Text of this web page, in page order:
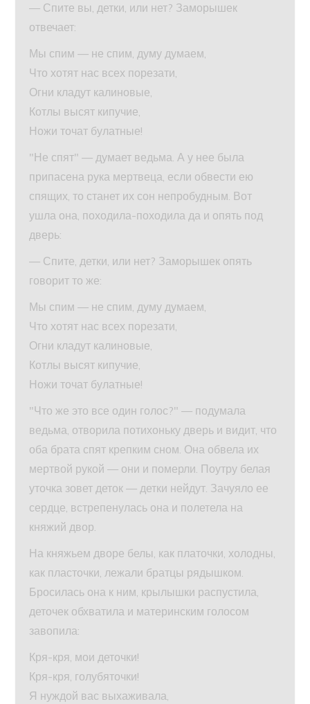
— Спите вы, детки, или нет? Заморышек
отвечает:
Мы спим — не спим, думу думаем,
Что хотят нас всех порезати,
Огни кладут калиновые,
Котлы высят кипучие,
Ножи точат булатные!
"Не спят" — думает ведьма. А у нее была
припасена рука мертвеца, если обвести ею
спящих, то станет их сон непробудным. Вот
ушла она, походила-походила да и опять под
дверь:
— Спите, детки, или нет? Заморышек опять
говорит то же:
Мы спим — не спим, думу думаем,
Что хотят нас всех порезати,
Огни кладут калиновые,
Котлы высят кипучие,
Ножи точат булатные!
"Что же это все один голос?" — подумала
ведьма, отворила потихоньку дверь и видит, что
оба брата спят крепким сном. Она обвела их
мертвой рукой — они и померли. Поутру белая
уточка зовет деток — детки нейдут. Зачуяло ее
сердце, встрепенулась она и полетела на
княжий двор.
На княжьем дворе белы, как платочки, холодны,
как пласточки, лежали братцы рядышком.
Бросилась она к ним, крылышки распустила,
деточек обхватила и материнским голосом
завопила:
Кря-кря, мои деточки!
Кря-кря, голубяточки!
Я нуждой вас выхаживала,